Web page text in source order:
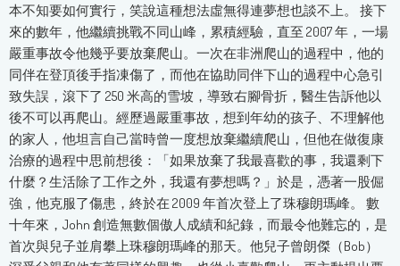
本不知要如何實行，笑說這種想法虛無得連夢想也談不上。 接下
來的數年，他繼續挑戰不同山峰，累積經驗，直至 2007 年，一場
嚴重事故令他幾乎要放棄爬山。一次在非洲爬山的過程中，他的
同伴在登頂後手指凍傷了，而他在協助同伴下山的過程中心急引
致失誤，滾下了 250 米高的雪坡，導致右腳骨折，醫生告訴他以
後不可以再爬山。經歷過嚴重事故，想到年幼的孩子、不理解他
的家人，他坦言自己當時曾一度想放棄繼續爬山，但他在做復康
治療的過程中思前想後：「如果放棄了我最喜歡的事，我還剩下
什麼？生活除了工作之外，我還有夢想嗎？」於是，憑著一股倔
強，他克服了傷患，終於在 2009 年首次登上了珠穆朗瑪峰。 數
十年來，John 創造無數個傲人成績和紀錄，而最令他難忘的，是
首次與兒子並肩攀上珠穆朗瑪峰的那天。他兒子曾朗傑（Bob）